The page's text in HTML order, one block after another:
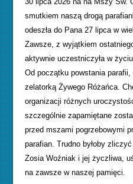
smutkiem naszą drogą
odeszła do Pana 27 lipca w
Zawsze, z wyjątkiem
aktywnie uczestniczyła w
Od początku powstania
zelatorką Żywego Różańca.
organizacji różnych
szczególnie zapamiętane
przed mszami pogrzebowymi
parafian. Trudno byłoby
Zosia Woźniak i jej życzliwa,
na zawsze w naszej pamięci.